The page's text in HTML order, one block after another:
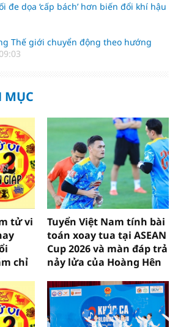
đe dọa ‘cấp bách’ hơn biến đổi khí hậu
Thế giới chuyển động theo hướng
MỤC
tử vi
chỉ
Tuyển Việt Nam tính bài
toán xoay tua tại ASEAN
Cup 2026 và màn đáp trả
nảy lửa của Hoàng Hên